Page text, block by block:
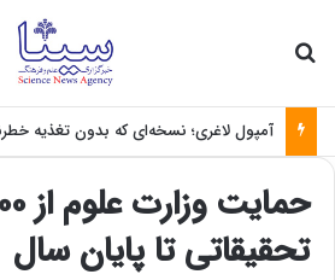
آمپول لاغری؛ نسخه‌ای که بدون تغذیه
تحقیقاتی تا پایان سال